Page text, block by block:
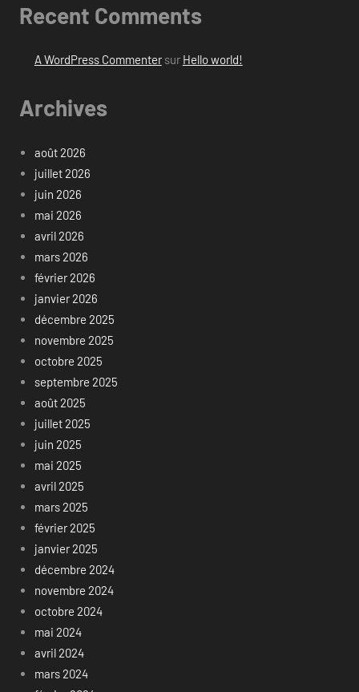
Recent Comments
A WordPress Commentersur Hello world!
Archives
août 2026
juillet 2026
juin 2026
mai 2026
avril 2026
mars 2026
février 2026
janvier 2026
décembre 2025
novembre 2025
octobre 2025
septembre 2025
août 2025
juillet 2025
juin 2025
mai 2025
avril 2025
mars 2025
février 2025
janvier 2025
décembre 2024
novembre 2024
octobre 2024
mai 2024
avril 2024
mars 2024